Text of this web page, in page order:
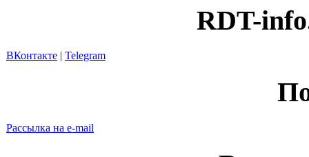
RDT-
ВКонтакте Telegram
Рассылка на e-mail